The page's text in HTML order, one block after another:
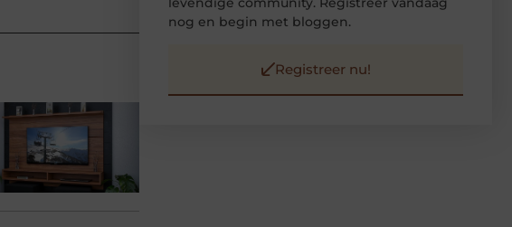
nog en begin met bloggen.
Registreer nu!